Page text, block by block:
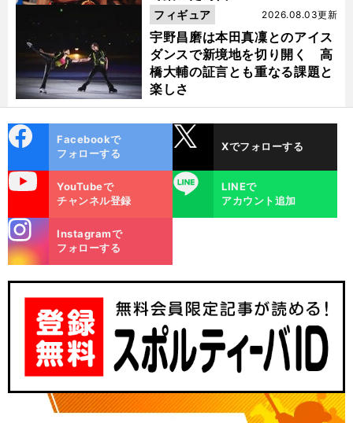
得
、
、
.
.
.
敗
」
宇野昌磨は本田真凜とのアイス
ダンスで新境地を切り開く 高
橋大輔の証言とも重なる課題と
楽しさ
2026.08.03更新
フィギュア
ok
Facebookで
フォローする
Xでフォローする
YouTubeで
チャンネル登録
LINE
LINEで
アカウント追加
m
Instagramで
フォローする